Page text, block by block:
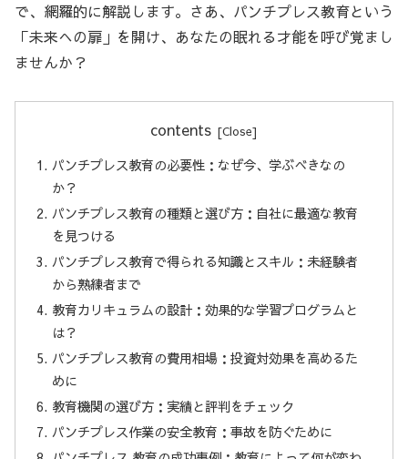
で、網羅的に解説します。さあ、パンチプレス教育という
「未来への扉」を開け、あなたの眠れる才能を呼び覚まし
ませんか？
contents
パンチプレス教育の必要性：なぜ今、学ぶべきなの
か？
パンチプレス教育の種類と選び方：自社に最適な教育
を見つける
パンチプレス教育で得られる知識とスキル：未経験者
から熟練者まで
教育カリキュラムの設計：効果的な学習プログラムと
は？
パンチプレス教育の費用相場：投資対効果を高めるた
めに
教育機関の選び方：実績と評判をチェック
パンチプレス作業の安全教育：事故を防ぐために